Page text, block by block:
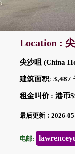
Location :
尖沙咀 (China
建筑面积: 3,487
租金叫价 : 港币
最后更新︰2026-
电邮: